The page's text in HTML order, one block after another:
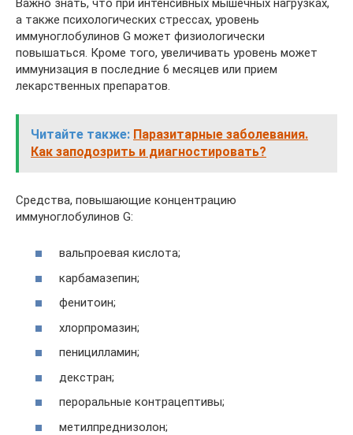
Важно знать, что при интенсивных мышечных нагрузках,
а также психологических стрессах, уровень
иммуноглобулинов G может физиологически
повышаться. Кроме того, увеличивать уровень может
иммунизация в последние 6 месяцев или прием
лекарственных препаратов.
Читайте также: Паразитарные заболевания.
Как заподозрить и диагностировать?
Средства, повышающие концентрацию
иммуноглобулинов G:
вальпроевая кислота;
карбамазепин;
фенитоин;
хлорпромазин;
пеницилламин;
декстран;
пероральные контрацептивы;
метилпреднизолон;